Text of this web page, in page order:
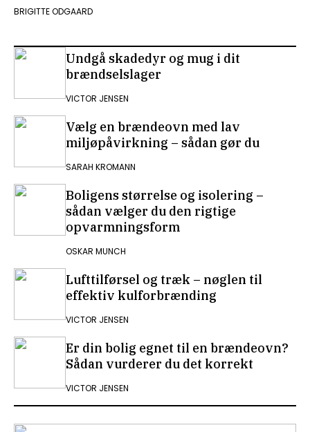
BRIGITTE ODGAARD
Undgå skadedyr og mug i dit
brændselslager
VICTOR JENSEN
Vælg en brændeovn med lav
miljøpåvirkning – sådan gør du
SARAH KROMANN
Boligens størrelse og isolering –
sådan vælger du den rigtige
opvarmningsform
OSKAR MUNCH
Lufttilførsel og træk – nøglen til
effektiv kulforbrænding
VICTOR JENSEN
Er din bolig egnet til en brændeovn?
Sådan vurderer du det korrekt
VICTOR JENSEN